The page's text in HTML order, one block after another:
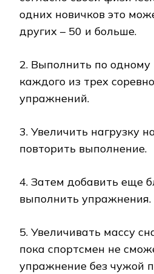
одних новичков это
других – 50 и больше.
2. Выполнить по
каждого из трех
упражнений.
3. Увеличить нагрузку
повторить выполнение.
4. Затем добавить еще
выполнить упражнения.
5. Увеличивать массу
пока спортсмен не
упражнение без чужой